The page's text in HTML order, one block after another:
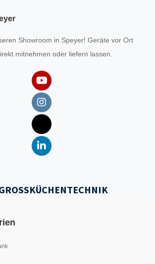
Showroom in Speyer! Geräte vor Ort
mitnehmen oder liefern lassen.